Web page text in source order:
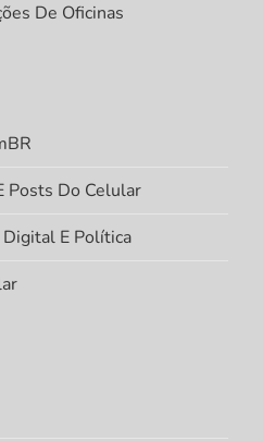
De Oficinas
Posts Do Celular
E Política